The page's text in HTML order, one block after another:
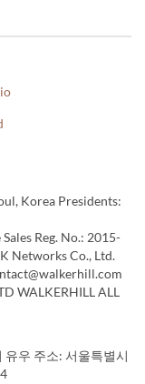
Korea Presidents:
Reg. No.: 2015-
Networks Co., Ltd.
WALKERHILL ALL
우 주소: 서울특별시